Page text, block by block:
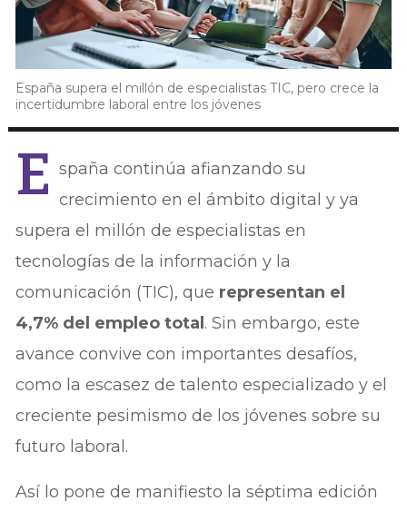
España supera el millón de especialistas TIC, pero crece la
incertidumbre laboral entre los jóvenes
E spaña continúa afianzando su
crecimiento en el ámbito digital y ya
supera el millón de especialistas en
tecnologías de la información y la
comunicación (TIC), que representan el
4,7% del empleo total . Sin embargo, este
avance convive con importantes desafíos,
como la escasez de talento especializado y el
creciente pesimismo de los jóvenes sobre su
futuro laboral.
Así lo pone de manifiesto la séptima edición